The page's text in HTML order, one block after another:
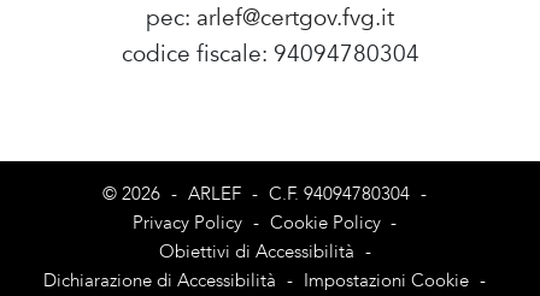
pec: arlef@certgov.fvg.it
codice fiscale: 94094780304
© 2026 - ARLEF - C.F. 94094780304 -
Privacy Policy - Cookie Policy -
Obiettivi di Accessibilità -
Dichiarazione di Accessibilità - Impostazioni Cookie -